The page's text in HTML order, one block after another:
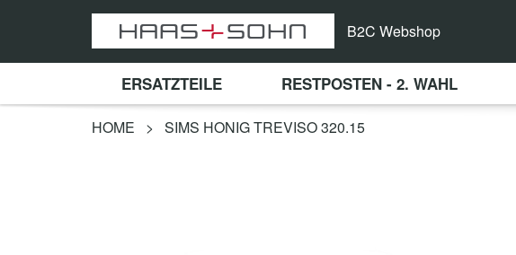
B2C Webshop
ERSATZTEILE RESTPOSTEN - 2. WAHL
HOME > SIMS HONIG TREVISO 320.15